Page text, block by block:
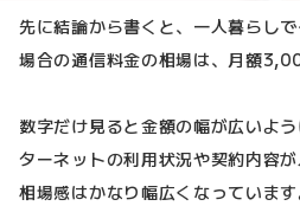
先に結論から書くと、一人暮らし
場合の通信料金の相場は、月額
数字だけ見ると金額の幅が広いよ
ターネットの利用状況や契約内容が
相場感はかなり幅広くなっています